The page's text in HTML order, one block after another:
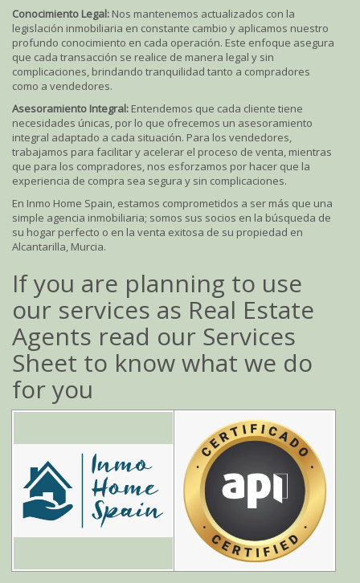
Conocimiento Legal: Nos mantenemos actualizados con la
legislación inmobiliaria en constante cambio y aplicamos nuestro
profundo conocimiento en cada operación. Este enfoque asegura
que cada transacción se realice de manera legal y sin
complicaciones, brindando tranquilidad tanto a compradores
como a vendedores.
Asesoramiento Integral: Entendemos que cada cliente tiene
necesidades únicas, por lo que ofrecemos un asesoramiento
integral adaptado a cada situación. Para los vendedores,
trabajamos para facilitar y acelerar el proceso de venta, mientras
que para los compradores, nos esforzamos por hacer que la
experiencia de compra sea segura y sin complicaciones.
En Inmo Home Spain, estamos comprometidos a ser más que una
simple agencia inmobiliaria; somos sus socios en la búsqueda de
su hogar perfecto o en la venta exitosa de su propiedad en
Alcantarilla, Murcia.
If you are planning to use
our services as Real Estate
Agents read our Services
Sheet to know what we do
for you